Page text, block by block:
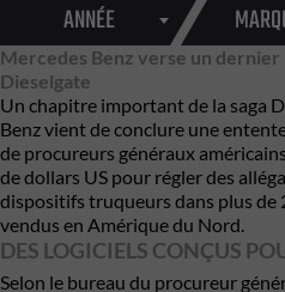
ANNÉE
Mercedes Benz verse un
Dieselgate
Un chapitre important de la saga
Benz vient de conclure une
de procureurs généraux
de dollars US pour régler des
dispositifs truqueurs dans plus de
vendus en Amérique du Nord.
DES LOGICIELS CONÇUS
Selon le bureau du procureur